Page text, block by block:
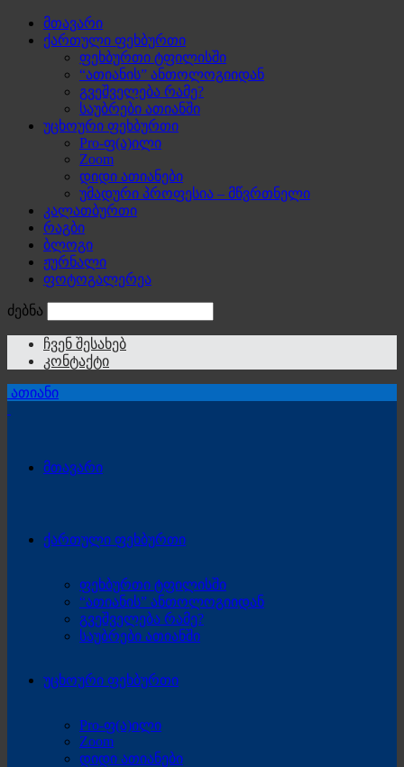
მთავარი
ქართული ფეხბურთი
ფეხბურთი ტფილისში
“ათიანის” ანთოლოგიიდან
გვეშველება რამე?
საუბრები ათიანში
უცხოური ფეხბურთი
Pro-ფ(ა)ილი
Zoom
დიდი ათიანები
უმადური პროფესია – მწვრთნელი
კალათბურთი
რაგბი
ბლოგი
ჟურნალი
ფოტოგალერეა
ძებნა
ჩვენ შესახებ
კონტაქტი
ათიანი
მთავარი
ქართული ფეხბურთი
ფეხბურთი ტფილისში
“ათიანის” ანთოლოგიიდან
გვეშველება რამე?
საუბრები ათიანში
უცხოური ფეხბურთი
Pro-ფ(ა)ილი
Zoom
დიდი ათიანები